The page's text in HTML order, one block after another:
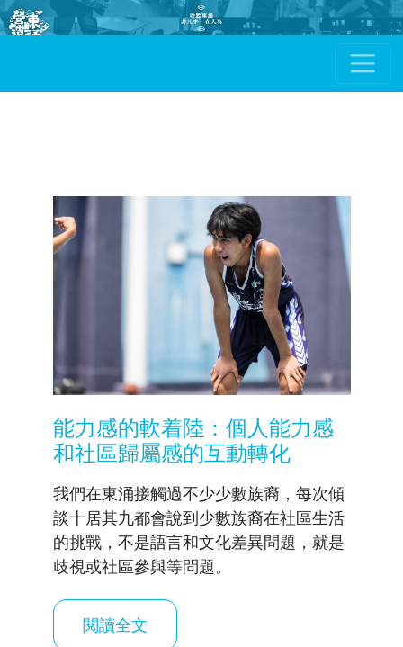
移至主內容
聆聽東涌︰非凡事、在人為
能力感的軟着陸：個人能力感
和社區歸屬感的互動轉化
我們在東涌接觸過不少少數族裔，每次傾
談十居其九都會說到少數族裔在社區生活
的挑戰，不是語言和文化差異問題，就是
歧視或社區參與等問題。
閱讀全文